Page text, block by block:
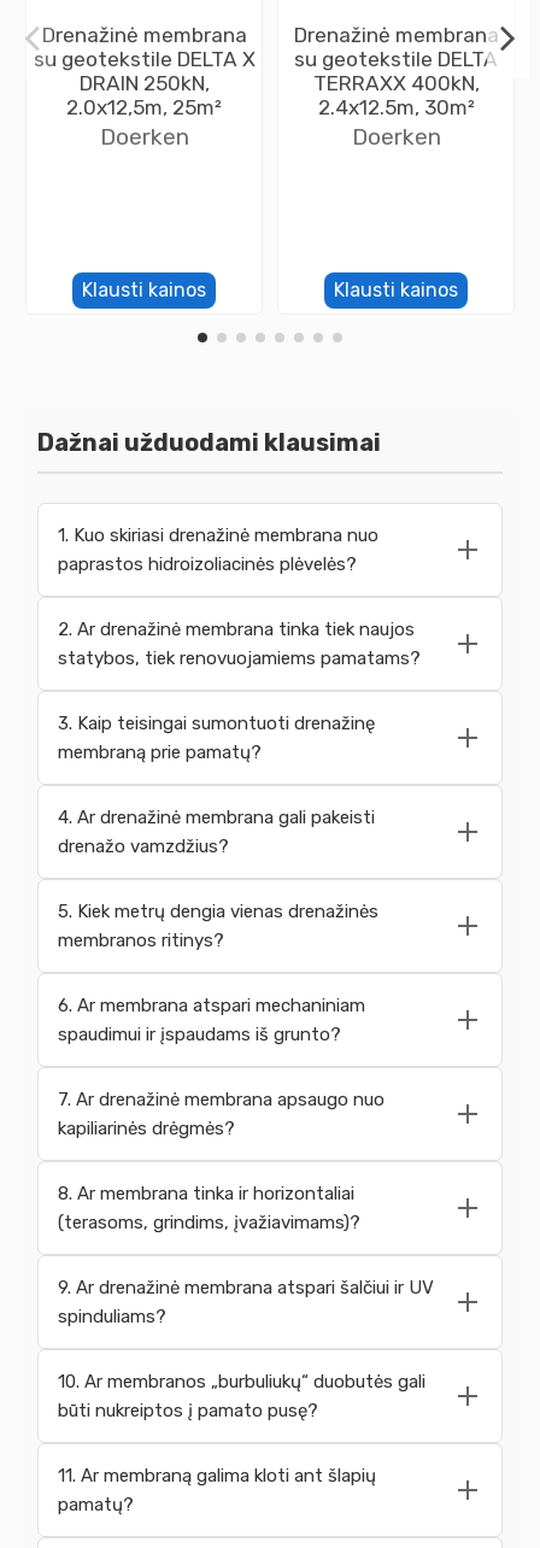
Drenažinė membrana
su geotekstile DELTA X
DRAIN 250kN,
2.0x12,5m, 25m²
Doerken
Klausti kainos
Drenažinė membrana
su geotekstile DELTA
TERRAXX 400kN,
2.4x12.5m, 30m²
Doerken
Klausti kainos
Dažnai užduodami klausimai
1. Kuo skiriasi drenažinė membrana nuo
paprastos hidroizoliacinės plėvelės?
2. Ar drenažinė membrana tinka tiek naujos
statybos, tiek renovuojamiems pamatams?
3. Kaip teisingai sumontuoti drenažinę
membraną prie pamatų?
4. Ar drenažinė membrana gali pakeisti
drenažo vamzdžius?
5. Kiek metrų dengia vienas drenažinės
membranos ritinys?
6. Ar membrana atspari mechaniniam
spaudimui ir įspaudams iš grunto?
7. Ar drenažinė membrana apsaugo nuo
kapiliarinės drėgmės?
8. Ar membrana tinka ir horizontaliai
(terasoms, grindims, įvažiavimams)?
9. Ar drenažinė membrana atspari šalčiui ir UV
spinduliams?
10. Ar membranos „burbuliukų“ duobutės gali
būti nukreiptos į pamato pusę?
11. Ar membraną galima kloti ant šlapių
pamatų?